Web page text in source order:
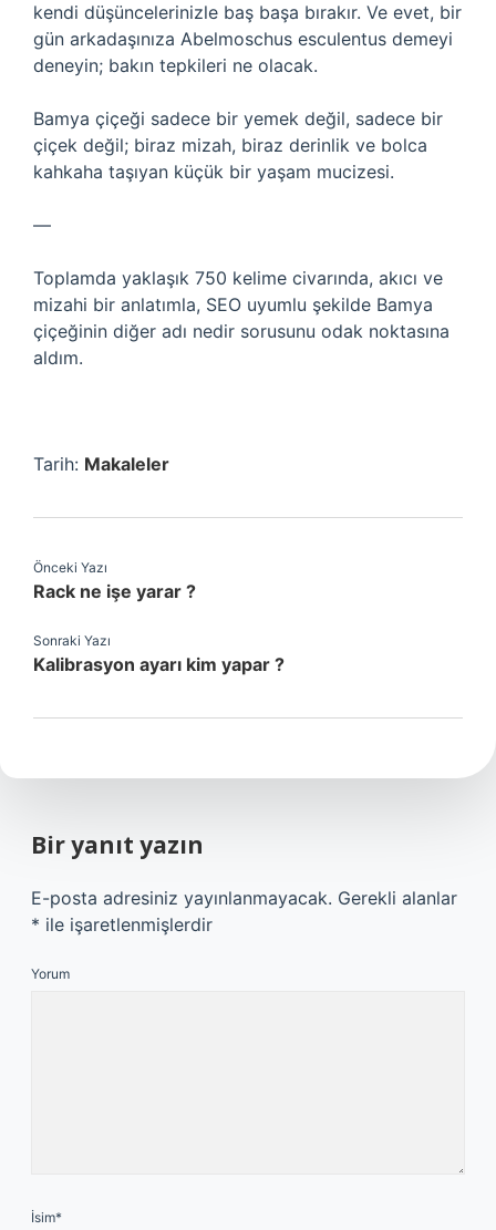
kendi düşüncelerinizle baş başa bırakır. Ve evet, bir
gün arkadaşınıza Abelmoschus esculentus demeyi
deneyin; bakın tepkileri ne olacak.
Bamya çiçeği sadece bir yemek değil, sadece bir
çiçek değil; biraz mizah, biraz derinlik ve bolca
kahkaha taşıyan küçük bir yaşam mucizesi.
—
Toplamda yaklaşık 750 kelime civarında, akıcı ve
mizahi bir anlatımla, SEO uyumlu şekilde Bamya
çiçeğinin diğer adı nedir sorusunu odak noktasına
aldım.
Tarih: Makaleler
Önceki Yazı
Rack ne işe yarar ?
Sonraki Yazı
Kalibrasyon ayarı kim yapar ?
Bir yanıt yazın
E-posta adresiniz yayınlanmayacak. Gerekli alanlar
* ile işaretlenmişlerdir
Yorum
İsim*